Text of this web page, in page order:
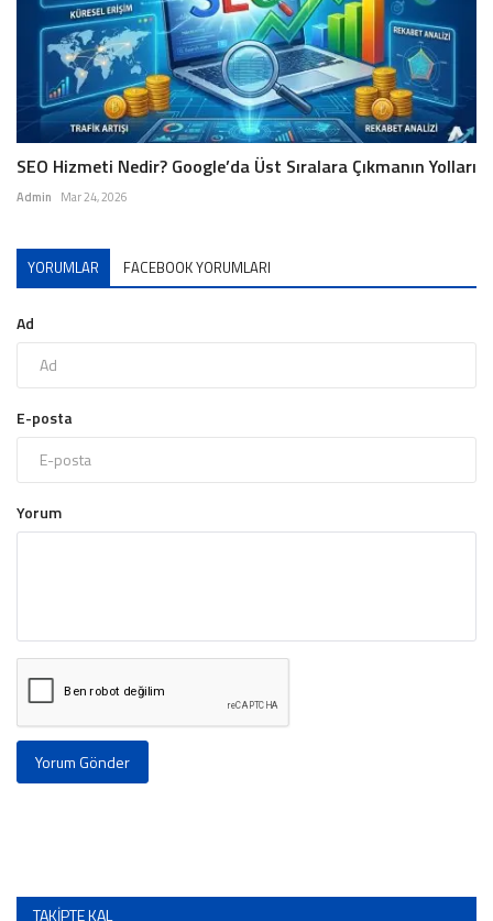
SEO Hizmeti Nedir? Google’da Üst Sıralara Çıkmanın Yolları
Admin Mar 24, 2026
YORUMLAR FACEBOOK YORUMLARI
Ad
E-posta
Yorum
Yorum Gönder
TAKIPTE KAL